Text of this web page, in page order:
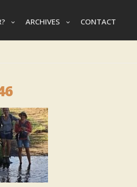
ARCHIVES CONTACT